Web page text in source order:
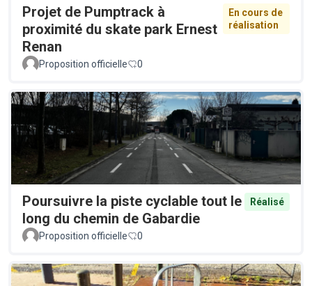
Projet de Pumptrack à
proximité du skate park Ernest
Renan
En cours de
réalisation
Proposition officielle 0
Poursuivre la piste cyclable tout le
long du chemin de Gabardie
Réalisé
Proposition officielle 0